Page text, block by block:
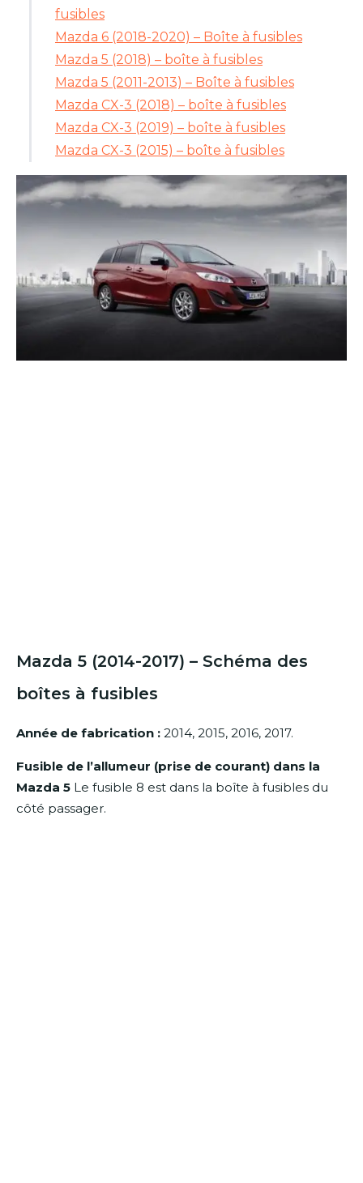
fusibles
Mazda 6 (2018-2020) – Boîte à fusibles
Mazda 5 (2018) – boîte à fusibles
Mazda 5 (2011-2013) – Boîte à fusibles
Mazda CX-3 (2018) – boîte à fusibles
Mazda CX-3 (2019) – boîte à fusibles
Mazda CX-3 (2015) – boîte à fusibles
Mazda 5 (2014-2017) – Schéma des
boîtes à fusibles
Année de fabrication : 2014, 2015, 2016, 2017.
Fusible de l’allumeur (prise de courant) dans la
Mazda 5 Le fusible 8 est dans la boîte à fusibles du
côté passager.